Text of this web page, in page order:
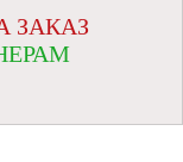
ЗАКАЗ